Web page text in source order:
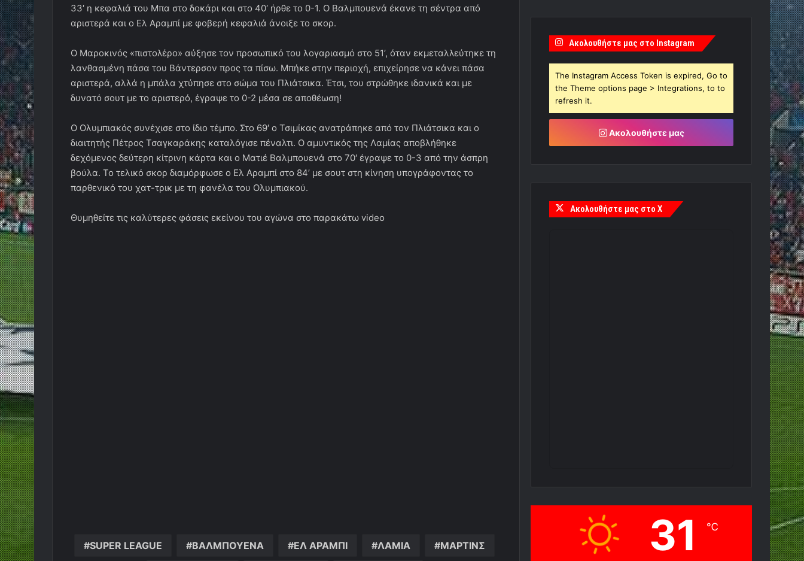
33′ η κεφαλιά του Μπα στο δοκάρι και στο 40′ ήρθε το 0-1. Ο Βαλμπουενά έκανε τη σέντρα από
αριστερά και ο Ελ Αραμπί με φοβερή κεφαλιά άνοιξε το σκορ.
Ο Μαροκινός «πιστολέρο» αύξησε τον προσωπικό του λογαριασμό στο 51’, όταν εκμεταλλεύτηκε τη
λανθασμένη πάσα του Βάντερσον προς τα πίσω. Μπήκε στην περιοχή, επιχείρησε να κάνει πάσα
αριστερά, αλλά η μπάλα χτύπησε στο σώμα του Πλιάτσικα. Έτσι, του στρώθηκε ιδανικά και με
δυνατό σουτ με το αριστερό, έγραψε το 0-2 μέσα σε αποθέωση!
Ο Ολυμπιακός συνέχισε στο ίδιο τέμπο. Στο 69′ ο Τσιμίκας ανατράπηκε από τον Πλιάτσικα και ο
διαιτητής Πέτρος Τσαγκαράκης καταλόγισε πέναλτι. Ο αμυντικός της Λαμίας αποβλήθηκε
δεχόμενος δεύτερη κίτρινη κάρτα και ο Ματιέ Βαλμπουενά στο 70′ έγραψε το 0-3 από την άσπρη
βούλα. Το τελικό σκορ διαμόρφωσε ο Ελ Αραμπί στο 84’ με σουτ στη κίνηση υπογράφοντας το
παρθενικό του χατ-τρικ με τη φανέλα του Ολυμπιακού.
Θυμηθείτε τις καλύτερες φάσεις εκείνου του αγώνα στο παρακάτω video
SUPER LEAGUE ΒΑΛΜΠΟΥΕΝΑ ΕΛ ΑΡΑΜΠΙ ΛΑΜΙΑ ΜΑΡΤΙΝΣ
Ακολουθήστε μας στο Instagram
The Instagram Access Token is expired, Go to
the Theme options page > Integrations, to to
refresh it.
Ακολουθήστε μας
Ακολουθήστε μας στο X
31 ℃